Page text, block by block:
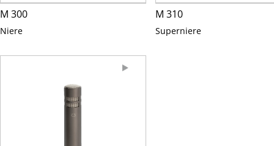
M 300
Niere
M 310
Superniere